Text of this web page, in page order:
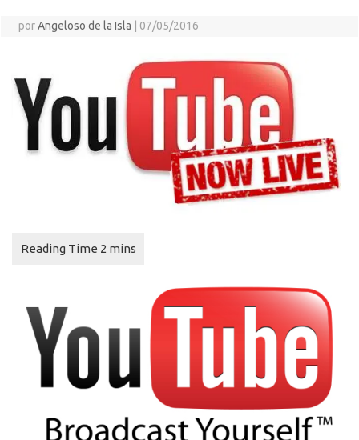
porAngeloso de la Isla 07/05/2016